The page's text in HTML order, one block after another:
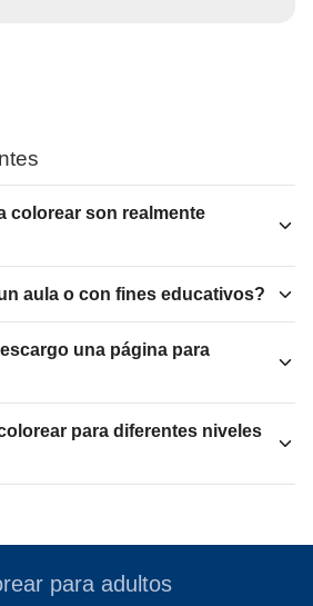
colorear son realmente
aula o con fines educativos?
una página para
para diferentes niveles
para adultos